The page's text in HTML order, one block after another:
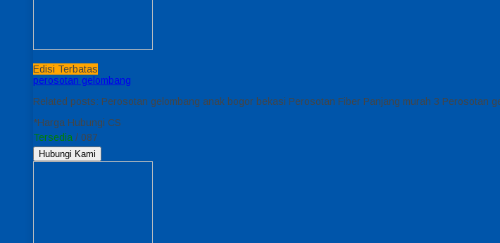
Edisi Terbatas
perosotan gelombang
Related posts: Perosotan gelombang anak bogor bekasi Perosotan Fiber Panjang murah 3 Perosotan
*Harga Hubungi CS
Tersedia / 087
Hubungi Kami